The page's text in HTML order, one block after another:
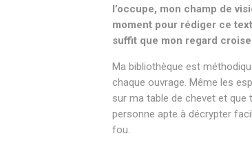
l’occupe, mon champ de
moment pour rédiger ce
suffit que mon regard
Ma bibliothèque est
chaque ouvrage. Même les
sur ma table de chevet et que
personne apte à décrypter
fou.